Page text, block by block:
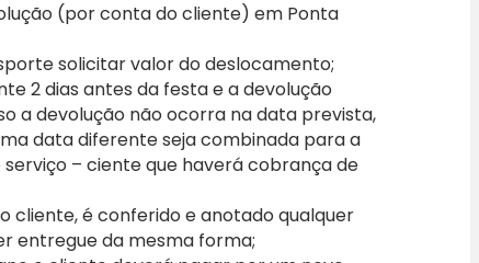
(por conta do cliente) em Ponta
solicitar valor do deslocamento;
2 dias antes da festa e a devolução
a devolução não ocorra na data prevista,
data diferente seja combinada para a
– ciente que haverá cobrança de
cliente, é conferido e anotado qualquer
entregue da mesma forma;